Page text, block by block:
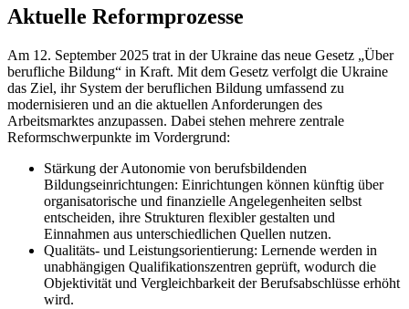
Aktuelle Reformprozesse
Am 12. September 2025 trat in der Ukraine das neue Gesetz „Über
berufliche Bildung“ in Kraft. Mit dem Gesetz verfolgt die Ukraine
das Ziel, ihr System der beruflichen Bildung umfassend zu
modernisieren und an die aktuellen Anforderungen des
Arbeitsmarktes anzupassen. Dabei stehen mehrere zentrale
Reformschwerpunkte im Vordergrund:
Stärkung der Autonomie von berufsbildenden
Bildungseinrichtungen: Einrichtungen können künftig über
organisatorische und finanzielle Angelegenheiten selbst
entscheiden, ihre Strukturen flexibler gestalten und
Einnahmen aus unterschiedlichen Quellen nutzen.
Qualitäts- und Leistungsorientierung: Lernende werden in
unabhängigen Qualifikationszentren geprüft, wodurch die
Objektivität und Vergleichbarkeit der Berufsabschlüsse erhöht
wird.